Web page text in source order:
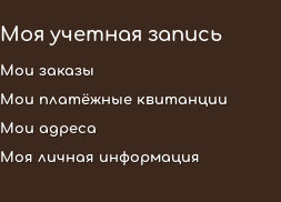
Моя учетная запись
Мои заказы
Мои платёжные квитанции
Мои адреса
Моя личная информация